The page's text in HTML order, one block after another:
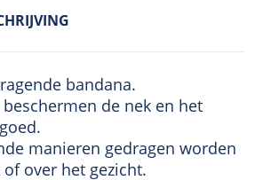
bandana.
de nek en het
manieren gedragen worden
over het gezicht.